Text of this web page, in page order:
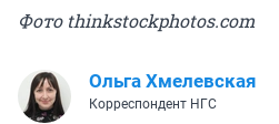
Фото thinkstockphotos.com
Ольга Хмелевская
Корреспондент НГС